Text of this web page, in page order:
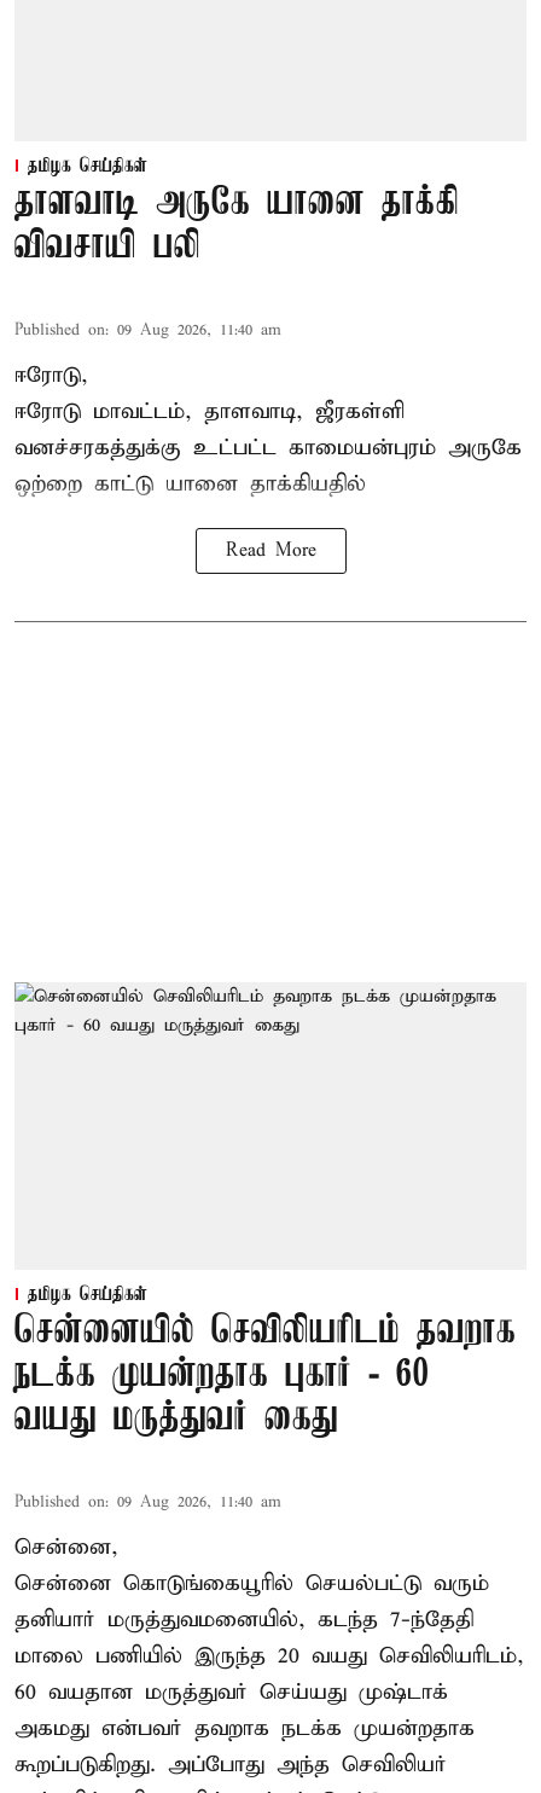
தமிழக செய்திகள்
தாளவாடி அருகே யானை தாக்கி
விவசாயி பலி
Published on: 09 Aug 2026, 11:40 am
ஈரோடு,
ஈரோடு மாவட்டம், தாளவாடி, ஜீரகள்ளி
வனச்சரகத்துக்கு உட்பட்ட காமையன்புரம் அருகே
ஒற்றை காட்டு யானை தாக்கியதில்
Read More
தமிழக செய்திகள்
சென்னையில் செவிலியரிடம் தவறாக
நடக்க முயன்றதாக புகார் - 60
வயது மருத்துவர் கைது
Published on: 09 Aug 2026, 11:40 am
சென்னை,
சென்னை கொடுங்கையூரில் செயல்பட்டு வரும்
தனியார் மருத்துவமனையில், கடந்த 7-ந்தேதி
மாலை பணியில் இருந்த 20 வயது செவிலியரிடம்,
60 வயதான மருத்துவர் செய்யது முஷ்டாக்
அகமது என்பவர் தவறாக நடக்க முயன்றதாக
கூறப்படுகிறது. அப்போது அந்த செவிலியர்